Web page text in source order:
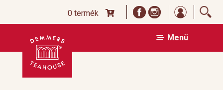
0 termék
Ugrás
navigációhoz
Kilépés
tartalomba
Menü